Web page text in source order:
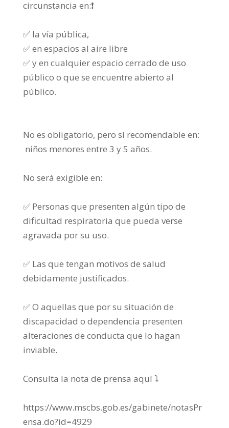
circunstancia en:❗️
✅la vía pública,
✅en espacios al aire libre
✅y en cualquier espacio cerrado de uso
público o que se encuentre abierto al
público.
No es obligatorio, pero sí recomendable en:
niños menores entre 3 y 5 años.
No será exigible en:
✅Personas que presenten algún tipo de
dificultad respiratoria que pueda verse
agravada por su uso.
✅Las que tengan motivos de salud
debidamente justificados.
✅O aquellas que por su situación de
discapacidad o dependencia presenten
alteraciones de conducta que lo hagan
inviable.
Consulta la nota de prensa aquí⤵️
https://www.mscbs.gob.es/gabinete/notasPr
ensa.do?id=4929